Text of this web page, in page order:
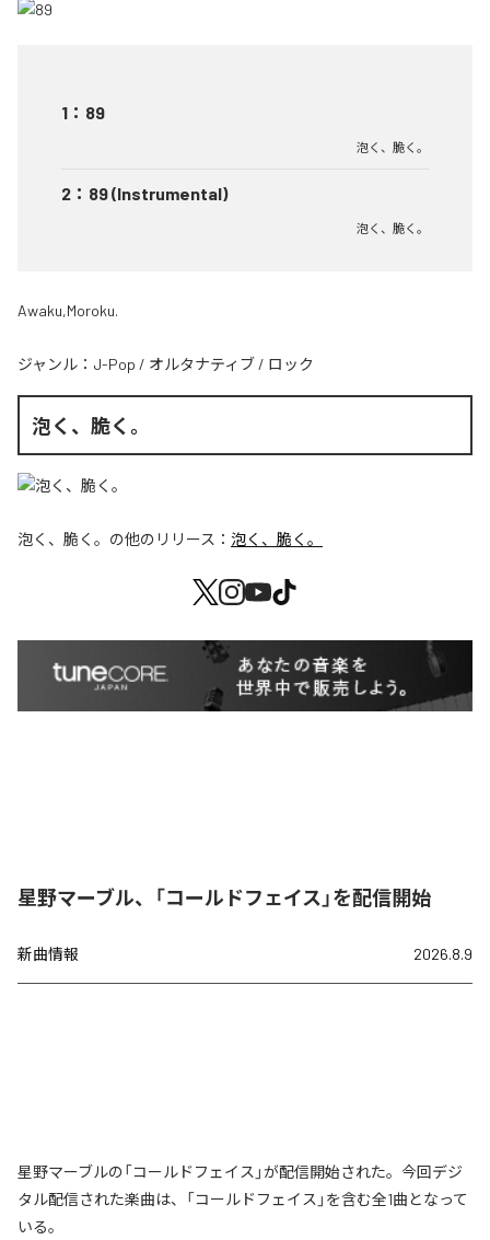
1 ： 89
泡く、脆く。
2 ： 89 (Instrumental)
泡く、脆く。
Awaku,Moroku.
ジャンル： J-Pop / オルタナティブ / ロック
泡く、脆く。
泡く、脆く。 の他のリリース： 泡く、脆く。
星野マーブル、「コールドフェイス」を配信開始
新曲情報 2026.8.9
星野マーブルの「コールドフェイス」が配信開始された。今回デジ
タル配信された楽曲は、「コールドフェイス」を含む全1曲となって
いる。